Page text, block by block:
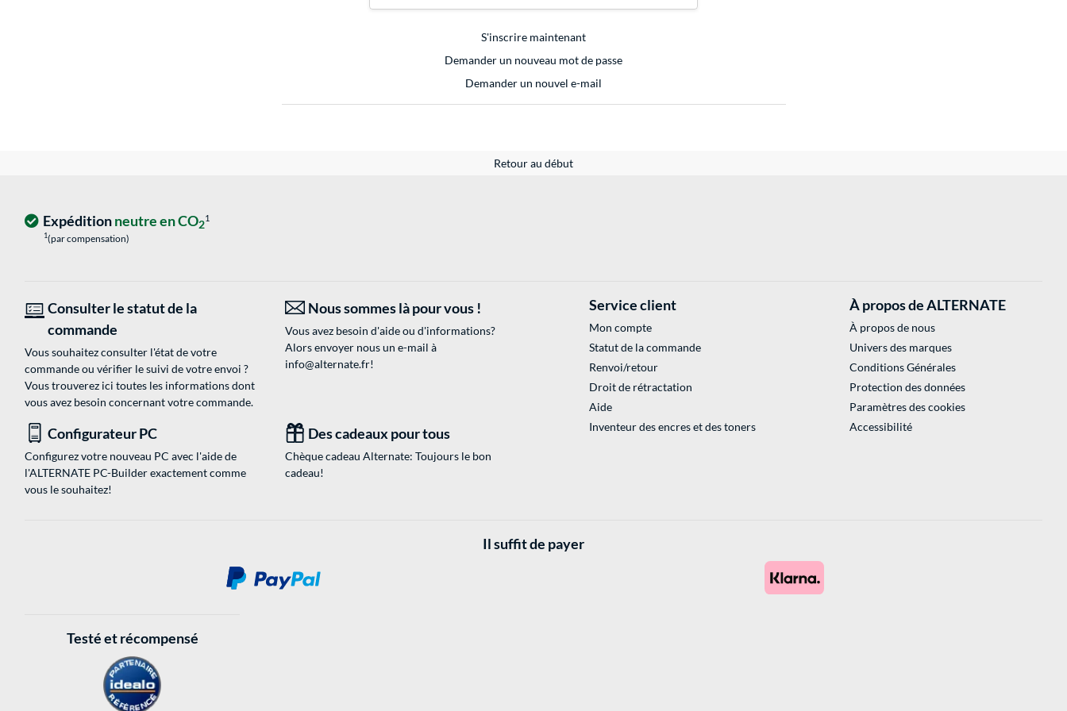
S'inscrire maintenant
Demander un nouveau mot de passe
Demander un nouvel e-mail
Retour au début
Expéditionneutre en CO21
1(par compensation)
Consulter le statut de la
commande
Vous souhaitez consulter l'état de votre
commande ou vérifier le suivi de votre envoi ?
Vous trouverez ici toutes les informations dont
vous avez besoin concernant votre commande.
Nous sommes là pour vous !
Vous avez besoin d'aide ou d'informations?
Alors envoyer nous un e-mail à
info@alternate.fr!
Configurateur PC
Configurez votre nouveau PC avec l'aide de
l'ALTERNATE PC-Builder exactement comme
vous le souhaitez!
Des cadeaux pour tous
Chèque cadeau Alternate: Toujours le bon
cadeau!
Service client
Mon compte
Statut de la commande
Renvoi/retour
Droit de rétractation
Aide
Inventeur des encres et des toners
À propos de ALTERNATE
À propos de nous
Univers des marques
Conditions Générales
Protection des données
Paramètres des cookies
Accessibilité
Il suffit de payer
Testé et récompensé